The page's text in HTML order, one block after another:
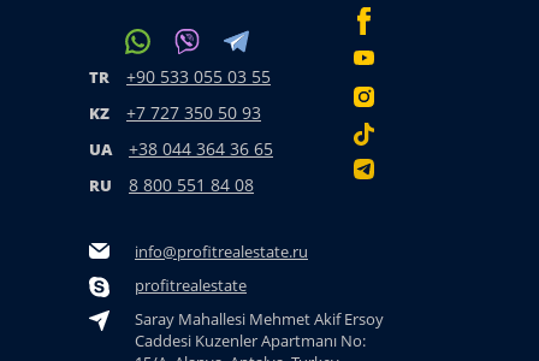
TR +90 533 055 03 55
KZ +7 727 350 50 93
UA +38 044 364 36 65
RU 8 800 551 84 08
info@profitrealestate.ru
profitrealestate
Saray Mahallesi Mehmet Akif Ersoy
Caddesi Kuzenler Apartmanı No: